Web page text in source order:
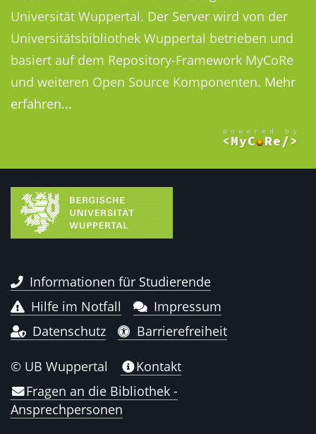
Universität Wuppertal. Der Server wird von der
Universitätsbibliothek Wuppertal betrieben und
basiert auf dem Repository-Framework MyCoRe
und weiteren Open Source Komponenten. Mehr
erfahren...
Informationen für Studierende
Hilfe im Notfall
Impressum
Datenschutz
Barrierefreiheit
© UB Wuppertal
Kontakt
Fragen an die Bibliothek -
Ansprechpersonen